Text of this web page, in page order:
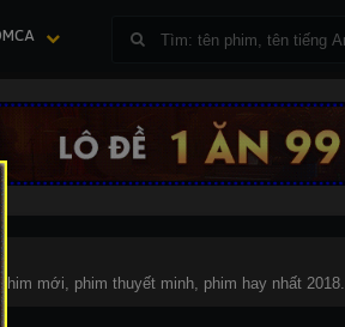
mới, phim thuyết minh, phim hay nhất 2018.